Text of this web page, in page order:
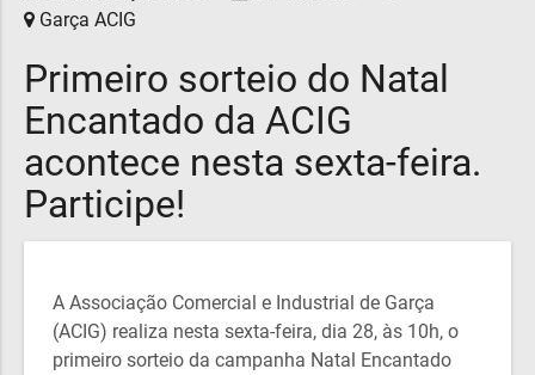
Garça ACIG
Primeiro sorteio do Natal
Encantado da ACIG
acontece nesta sexta-feira.
Participe!
A Associação Comercial e Industrial de Garça
(ACIG) realiza nesta sexta-feira, dia 28, às 10h, o
primeiro sorteio da campanha Natal Encantado